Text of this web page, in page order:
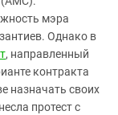
мэра
Однако в
, направленный
контракта
назначать своих
протест с